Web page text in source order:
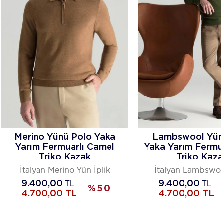
Merino Yünü Polo Yaka
Yarım Fermuarlı Camel
Triko Kazak
İtalyan Merino Yün İplik
9.400,00TL
4.700,00 TL
% 50
Lambswool
Yaka Yarım
Triko
İtalyan
9.400,00TL
4.700,00 TL